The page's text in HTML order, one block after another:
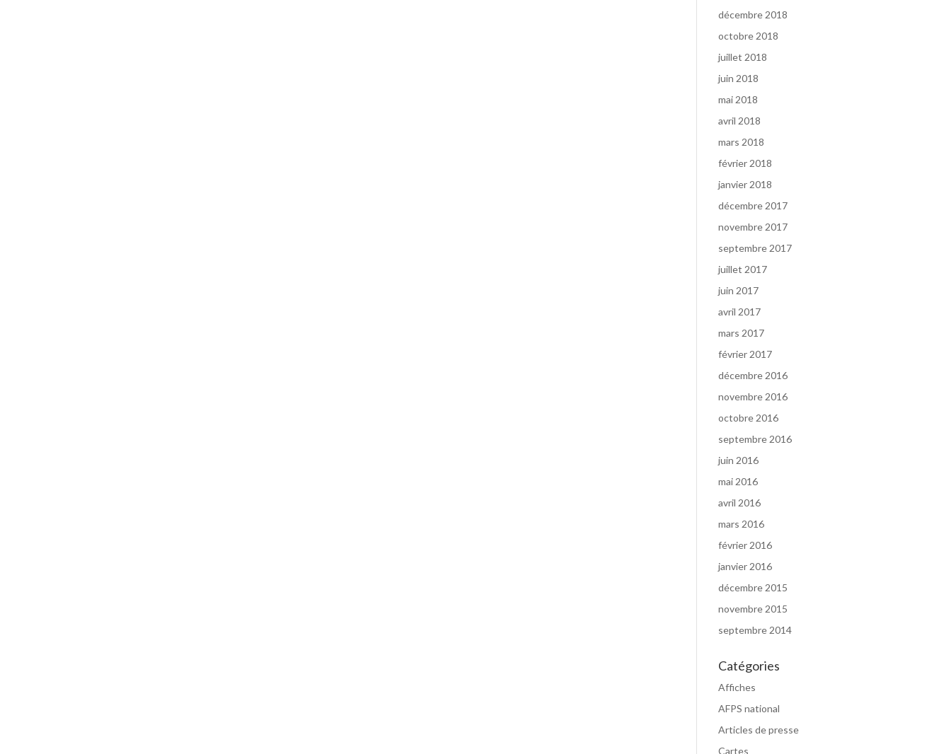
décembre 2018
octobre 2018
juillet 2018
juin 2018
mai 2018
avril 2018
mars 2018
février 2018
janvier 2018
décembre 2017
novembre 2017
septembre 2017
juillet 2017
juin 2017
avril 2017
mars 2017
février 2017
décembre 2016
novembre 2016
octobre 2016
septembre 2016
juin 2016
mai 2016
avril 2016
mars 2016
février 2016
janvier 2016
décembre 2015
novembre 2015
septembre 2014
Catégories
Affiches
AFPS national
Articles de presse
Cartes